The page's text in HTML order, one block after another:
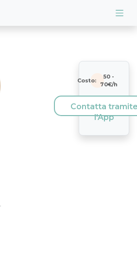
Costo:
50 -
70€/h
Contatta
l'App